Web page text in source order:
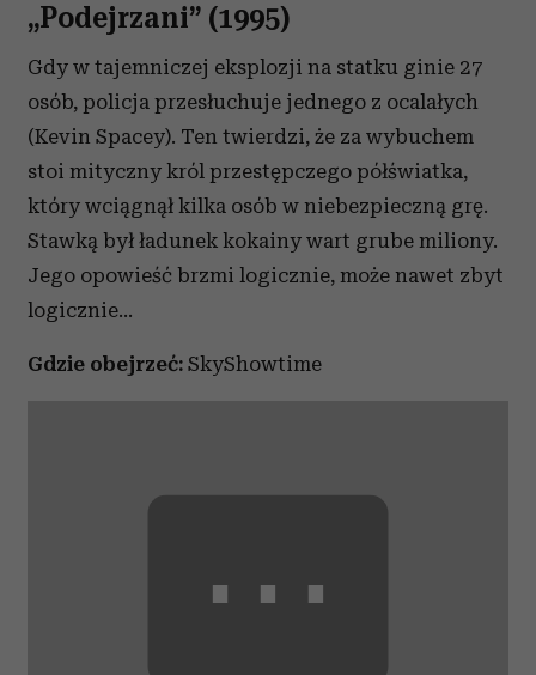
„Podejrzani” (1995)
Gdy w tajemniczej eksplozji na statku ginie 27
osób, policja przesłuchuje jednego z ocalałych
(Kevin Spacey). Ten twierdzi, że za wybuchem
stoi mityczny król przestępczego półświatka,
który wciągnął kilka osób w niebezpieczną grę.
Stawką był ładunek kokainy wart grube miliony.
Jego opowieść brzmi logicznie, może nawet zbyt
logicznie...
Gdzie obejrzeć: SkyShowtime
⋯